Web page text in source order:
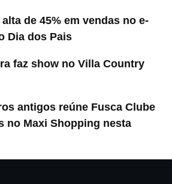
de 45% em vendas no e-
Dia dos Pais
faz show no Villa Country
antigos reúne Fusca Clube
no Maxi Shopping nesta